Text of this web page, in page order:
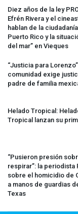
Diez años de la ley
Efrén Rivera y el
hablan de la
Puerto Rico y la
del mar” en Vieques
“Justicia para
comunidad exige
padre de familia
Helado Tropical:
Tropical lanzan su
“Pusieron presión
respirar”: la periodista
sobre el homicidio de
a manos de guardias
Texas